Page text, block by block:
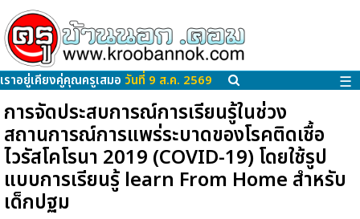
เราอยู่เคียงคู่คุณครูเสมอ วันที่ 9 ส.ค. 2569 ☰
การจัดประสบการณ์การเรียนรู้ในช่วง
สถานการณ์การแพร่ระบาดของโรคติดเชื้อ
ไวรัสโคโรนา 2019 (COVID-19) โดยใช้รูป
แบบการเรียนรู้ learn From Home สำหรับ
เด็กปฐม